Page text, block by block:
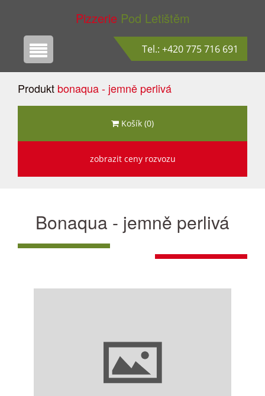
Pizzerie Pod Letištěm
Tel.: +420 775 716 691
Produkt bonaqua - jemně perlivá
Košík (0)
zobrazit ceny rozvozu
Bonaqua - jemně perlivá